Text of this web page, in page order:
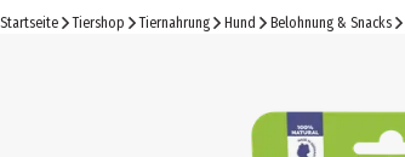
Startseite Tiershop Tiernahrung Hund Belohnung & Snacks